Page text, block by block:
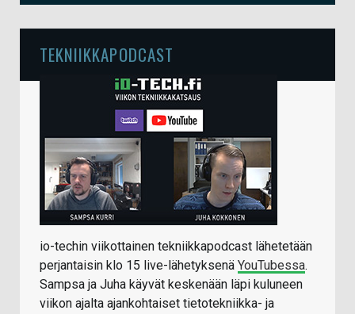
TEKNIIKKAPODCAST
io-techin viikottainen tekniikkapodcast lähetetään
perjantaisin klo 15 live-lähetyksenä YouTubessa.
Sampsa ja Juha käyvät keskenään läpi kuluneen
viikon ajalta ajankohtaiset tietotekniikka- ja